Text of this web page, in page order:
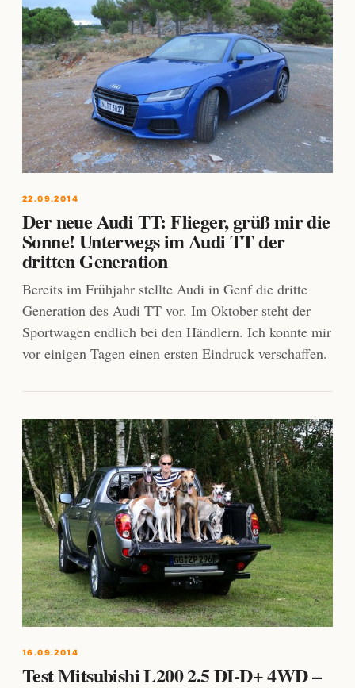
22.09.2014
Der neue Audi TT: Flieger, grüß mir die
Sonne! Unterwegs im Audi TT der
dritten Generation
Bereits im Frühjahr stellte Audi in Genf die dritte
Generation des Audi TT vor. Im Oktober steht der
Sportwagen endlich bei den Händlern. Ich konnte mir
vor einigen Tagen einen ersten Eindruck verschaffen.
16.09.2014
Test Mitsubishi L200 2.5 DI-D+ 4WD –